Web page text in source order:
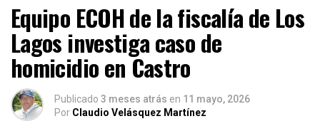
Equipo ECOH de la fiscalía de Los
Lagos investiga caso de
homicidio en Castro
Publicado 3 meses atrás en 11 mayo, 2026
Por Claudio Velásquez Martínez